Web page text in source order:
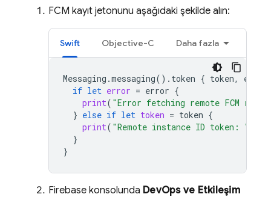
FCM kayıt jetonunu aşağıdaki şekilde alın:
Swift Objective-C Daha fazla
Messaging .messaging(). token { token,
error
if let error = error {
print( "Error fetching remote FCM
} else if let token = token {
print( "Remote instance ID token: \(
}
}
Firebase konsolunda DevOps ve Etkileşim